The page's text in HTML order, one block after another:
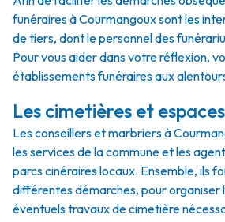
funéraires à Courmangoux sont les
de tiers, dont le personnel des
Pour vous aider dans votre réflexion,
établissements funéraires aux
Les cimetières et
Les conseillers et marbriers à
les services de la commune et les
parcs cinéraires locaux. Ensemble, ils
différentes démarches, pour organiser
éventuels travaux de cimetière